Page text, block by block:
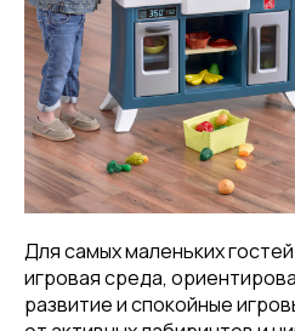
Для самых маленьких
игровая среда,
развитие и спокойные